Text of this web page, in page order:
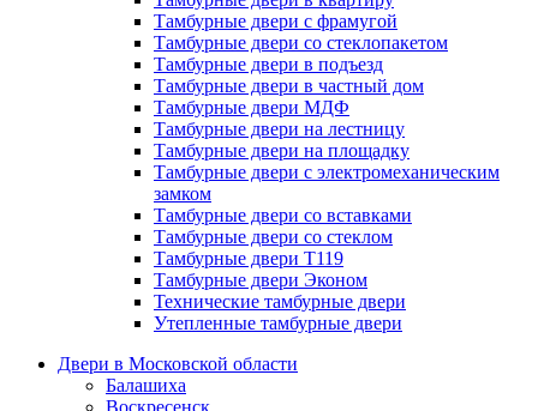
Тамбурные двери с фрамугой
Тамбурные двери со стеклопакетом
Тамбурные двери в подъезд
Тамбурные двери в частный дом
Тамбурные двери МДФ
Тамбурные двери на лестницу
Тамбурные двери на площадку
Тамбурные двери с электромеханическим
замком
Тамбурные двери со вставками
Тамбурные двери со стеклом
Тамбурные двери Т119
Тамбурные двери Эконом
Технические тамбурные двери
Утепленные тамбурные двери
Двери в Московской области
Балашиха
Воскресенск